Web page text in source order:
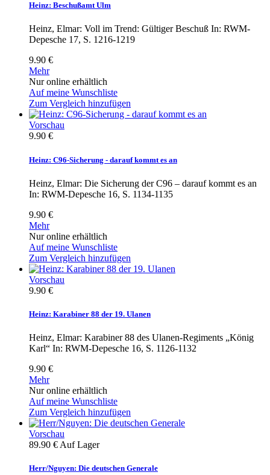
Heinz: Beschußamt Ulm
Heinz, Elmar: Voll im Trend: Gültiger Beschuß In: RWM-
Depesche 17, S. 1216-1219
9.90 €
Mehr
Nur online erhältlich
Auf meine Wunschliste
Zum Vergleich hinzufügen
Vorschau
9.90 €
Heinz: C96-Sicherung - darauf kommt es an
Heinz, Elmar: Die Sicherung der C96 – darauf kommt es an
In: RWM-Depesche 16, S. 1134-1135
9.90 €
Mehr
Nur online erhältlich
Auf meine Wunschliste
Zum Vergleich hinzufügen
Vorschau
9.90 €
Heinz: Karabiner 88 der 19. Ulanen
Heinz, Elmar: Karabiner 88 des Ulanen-Regiments „König
Karl“ In: RWM-Depesche 16, S. 1126-1132
9.90 €
Mehr
Nur online erhältlich
Auf meine Wunschliste
Zum Vergleich hinzufügen
Vorschau
89.90 € Auf Lager
Herr/Nguyen: Die deutschen Generale